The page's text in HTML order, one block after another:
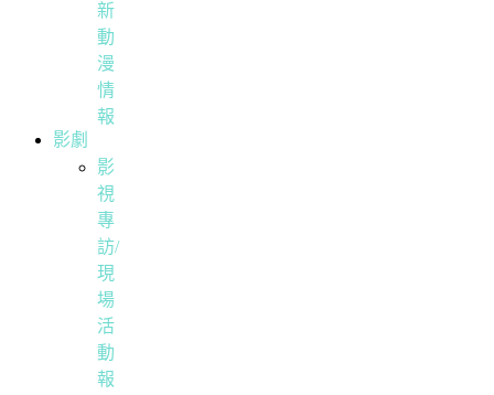
新
動
漫
情
報
影劇
影
視
專
訪/
現
場
活
動
報